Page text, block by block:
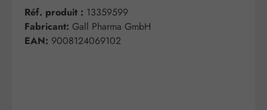
Réf. produit : 13359599
Fabricant: Gall Pharma GmbH
EAN: 9008124069102